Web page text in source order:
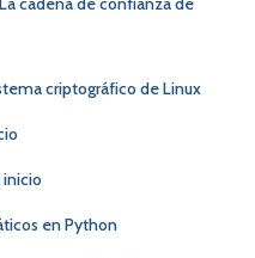
criptográfico de Linux
inicio
en Python